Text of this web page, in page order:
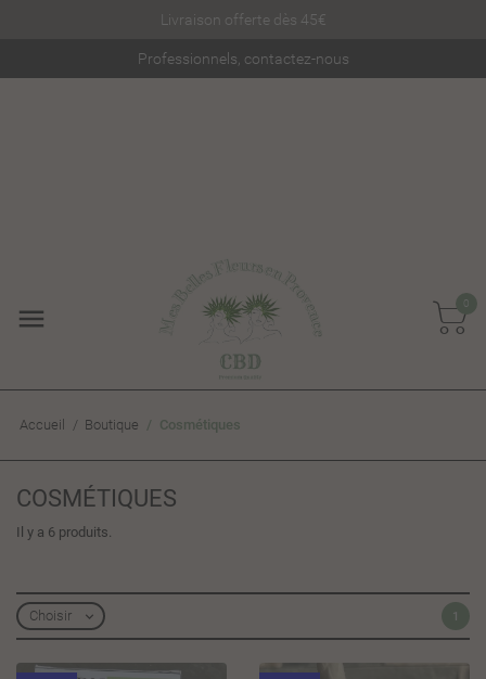
Livraison offerte dès 45€
Professionnels, contactez-nous
0
Accueil Boutique Cosmétiques
COSMÉTIQUES
Il y a 6 produits.
Choisir  1